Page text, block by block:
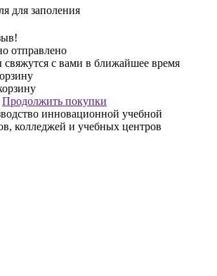
для заполения
отправлено
с вами в ближайшее время
Продолжить покупки
инновационной учебной
колледжей и учебных центров